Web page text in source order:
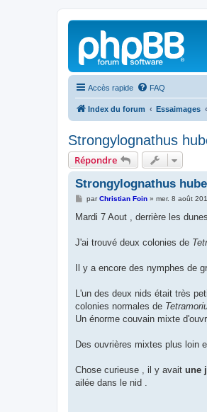
Accès rapide FAQ
Index du forum Essaimages
Strongylognathus
Répondre
Strongylognathus
M
s
g
parChristian Foin» mer. 8 août
Mardi 7 Aout , derrière les
J'ai trouvé deux colonies de
Il y a encore des nymphes de
L'un des deux nids était très
colonies normales de
Un énorme couvain mixte
Des ouvrières mixtes plus loin
Chose curieuse , il y avait une
ailée dans le nid .